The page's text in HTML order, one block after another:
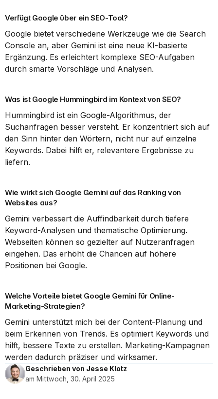
Verfügt Google über ein SEO-Tool?
Google bietet verschiedene Werkzeuge wie die Search
Console an, aber Gemini ist eine neue KI-basierte
Ergänzung. Es erleichtert komplexe SEO-Aufgaben
durch smarte Vorschläge und Analysen.
Was ist Google Hummingbird im Kontext von SEO?
Hummingbird ist ein Google-Algorithmus, der
Suchanfragen besser versteht. Er konzentriert sich auf
den Sinn hinter den Wörtern, nicht nur auf einzelne
Keywords. Dabei hilft er, relevantere Ergebnisse zu
liefern.
Wie wirkt sich Google Gemini auf das Ranking von
Websites aus?
Gemini verbessert die Auffindbarkeit durch tiefere
Keyword-Analysen und thematische Optimierung.
Webseiten können so gezielter auf Nutzeranfragen
eingehen. Das erhöht die Chancen auf höhere
Positionen bei Google.
Welche Vorteile bietet Google Gemini für Online-
Marketing-Strategien?
Gemini unterstützt mich bei der Content-Planung und
beim Erkennen von Trends. Es optimiert Keywords und
hilft, bessere Texte zu erstellen. Marketing-Kampagnen
werden dadurch präziser und wirksamer.
Geschrieben von Jesse Klotz
am Mittwoch, 30. April 2025